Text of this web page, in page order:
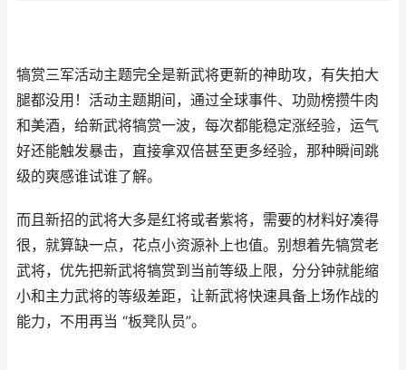
犒赏三军活动主题完全是新武将更新的神助攻，有失拍大
腿都没用！活动主题期间，通过全球事件、功勋榜攒牛肉
和美酒，给新武将犒赏一波，每次都能稳定涨经验，运气
好还能触发暴击，直接拿双倍甚至更多经验，那种瞬间跳
级的爽感谁试谁了解。
而且新招的武将大多是红将或者紫将，需要的材料好凑得
很，就算缺一点，花点小资源补上也值。别想着先犒赏老
武将，优先把新武将犒赏到当前等级上限，分分钟就能缩
小和主力武将的等级差距，让新武将快速具备上场作战的
能力，不用再当 “板凳队员”。